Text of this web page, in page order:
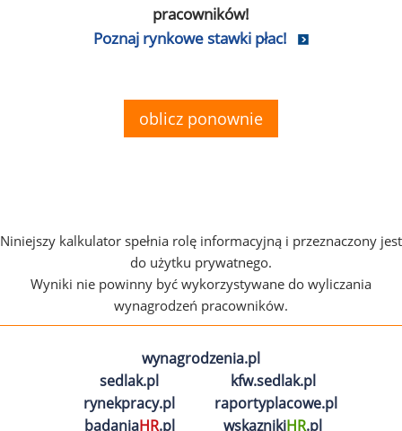
pracowników!
Poznaj rynkowe stawki płac!
oblicz ponownie
Niniejszy kalkulator spełnia rolę informacyjną i przeznaczony jest
do użytku prywatnego.
Wyniki nie powinny być wykorzystywane do wyliczania
wynagrodzeń pracowników.
wynagrodzenia.pl
sedlak.pl
kfw.sedlak.pl
rynekpracy.pl
raportyplacowe.pl
badaniaHR.pl wskaznikiHR.pl